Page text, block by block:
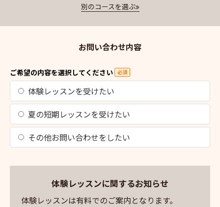
別のコースを選ぶ
お問い合わせ内容
ご希望の内容を選択してください 必須
体験レッスンを受けたい
夏の短期レッスンを受けたい
その他お問い合わせをしたい
体験レッスンに関するお知らせ
体験レッスンは有料でのご案内となります。